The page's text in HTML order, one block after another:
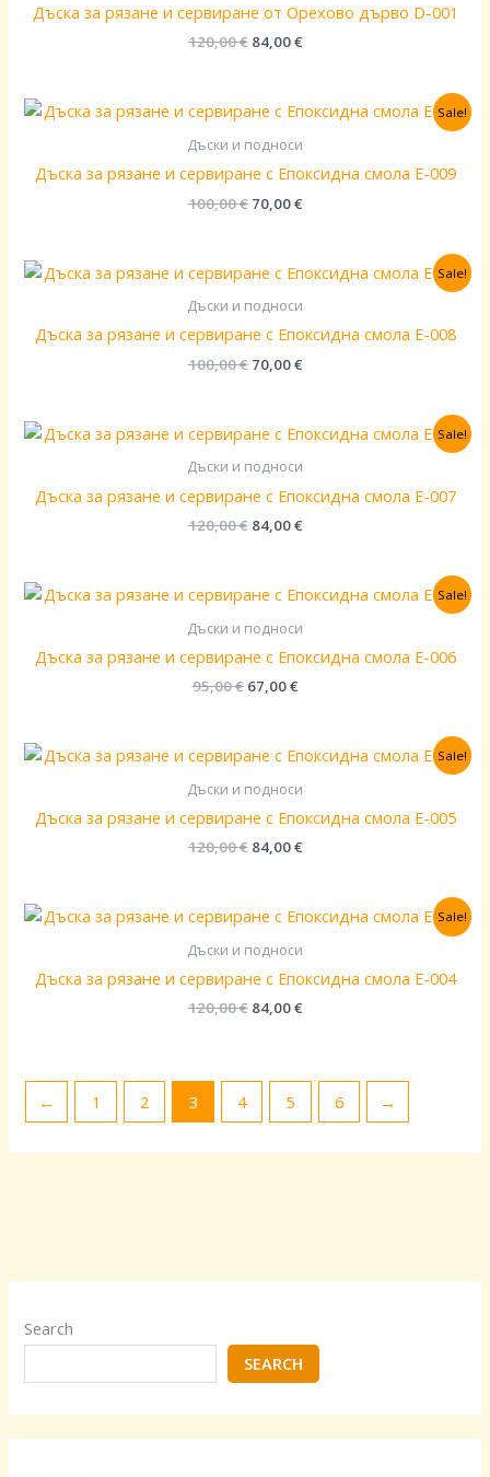
Search
SEARCH
Дъска за рязане и сервиране от Орехово дърво D-001
120,00€ 84,00€
Sale!
Дъски и подноси
Дъска за рязане и сервиране с Епоксидна смола E-009
100,00€
Original
was:
70,00€
Текущата
е:
Sale!
Дъски и подноси
Дъска за рязане и сервиране с Епоксидна смола E-008
100,00€
Original
was:
70,00€
Текущата
е:
Sale!
Дъски и подноси
Дъска за рязане и сервиране с Епоксидна смола E-007
120,00€
Original
was:
84,00€
Текущата
е:
Sale!
Дъски и подноси
Дъска за рязане и сервиране с Епоксидна смола E-006
95,00€
Original
was:
67,00€
Текущата
е:
Sale!
Дъски и подноси
Дъска за рязане и сервиране с Епоксидна смола E-005
120,00€
Original
was:
84,00€
Текущата
е:
Sale!
Дъски и подноси
Дъска за рязане и сервиране с Епоксидна смола E-004
120,00€
Original
was:
84,00€
Текущата
е:
← 1 2 3 4 5 6 →